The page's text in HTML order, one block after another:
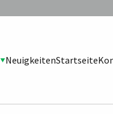
NeuigkeitenStartseite